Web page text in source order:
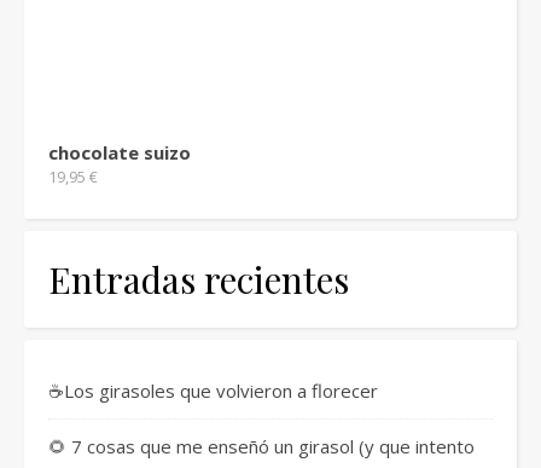
chocolate suizo
19,95 €
Entradas recientes
☕Los girasoles que volvieron a florecer
🌻 7 cosas que me enseñó un girasol (y que intento